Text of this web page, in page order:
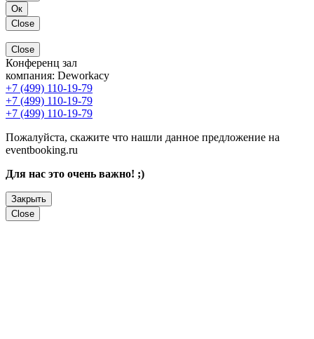
Ок
Close
Close
Конференц зал
компания: Deworkacy
+7 (499) 110-19-79
+7 (499) 110-19-79
+7 (499) 110-19-79
Пожалуйста, скажите что нашли данное предложение на
eventbooking.ru
Для нас это очень важно! ;)
Закрыть
Close